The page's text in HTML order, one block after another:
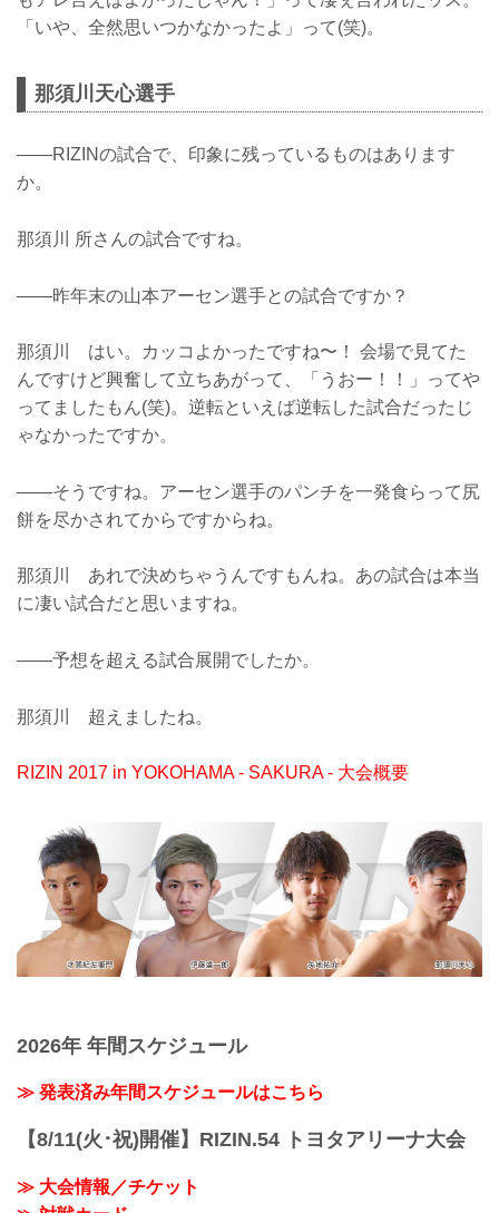
「いや、全然思いつかなかったよ」って(笑)。
那須川天心選手
——RIZINの試合で、印象に残っているものはあります
か。
那須川 所さんの試合ですね。
——昨年末の山本アーセン選手との試合ですか？
那須川 はい。カッコよかったですね〜！ 会場で見てた
んですけど興奮して立ちあがって、「うおー！！」ってや
ってましたもん(笑)。逆転といえば逆転した試合だったじ
ゃなかったですか。
——そうですね。アーセン選手のパンチを一発食らって尻
餅を尽かされてからですからね。
那須川 あれで決めちゃうんですもんね。あの試合は本当
に凄い試合だと思いますね。
——予想を超える試合展開でしたか。
那須川 超えましたね。
RIZIN 2017 in YOKOHAMA - SAKURA - 大会概要
2026年 年間スケジュール
≫ 発表済み年間スケジュールはこちら
【8/11(火･祝)開催】RIZIN.54 トヨタアリーナ大会
≫ 大会情報／チケット